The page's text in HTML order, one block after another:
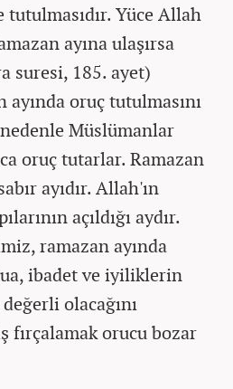
Yüce Allah
ayına ulaşırsa
suresi, 185. ayet)
oruç tutulmasını
Müslümanlar
oruç tutarlar. Ramazan
ayıdır. Allah'ın
açıldığı aydır.
ramazan ayında
ibadet ve iyiliklerin
olacağını
fırçalamak orucu bozar